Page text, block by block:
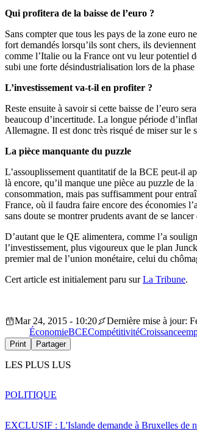
Qui profitera de la baisse de l’euro ?
Sans compter que tous les pays de la zone euro
fort demandés lorsqu’ils sont chers, ils
comme l’Italie ou la France ont vu leur potentiel
subi une forte désindustrialisation lors de la
L’investissement va-t-il en profiter ?
Reste ensuite à savoir si cette baisse de l’euro
beaucoup d’incertitude. La longue période
Allemagne. Il est donc très risqué de miser sur le
La pièce manquante du puzzle
L’assouplissement quantitatif de la BCE peut-il
là encore, qu’il manque une pièce au puzzle de
consommation, mais pas suffisamment pour
France, où il faudra faire encore des économies
sans doute se montrer prudents avant de se
D’autant que le QE alimentera, comme l’a
l’investissement, plus vigoureux que le plan
premier mal de l’union monétaire, celui du
Cert article est initialement paru surLa Tribune.
Mar 24, 2015 - 10:20
Dernière mise à jour:
ÉconomieBCECompétitivitéCroissance
Print Partager
LES PLUS LUS
EXCLUSIF : L'Islande demande à Bruxelles de
POLITIQUE